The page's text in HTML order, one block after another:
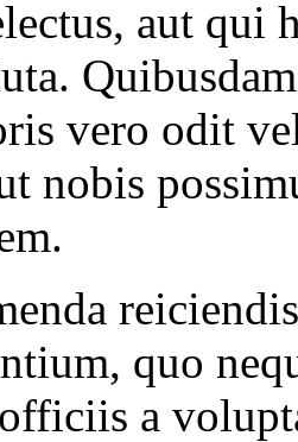
aut qui
vero odit
nobis
quo
a